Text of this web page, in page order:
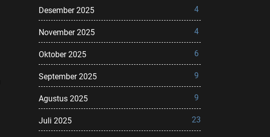
Desember 2025 4
November 2025 4
Oktober 2025 6
September 2025 9
Agustus 2025 9
Juli 2025 23